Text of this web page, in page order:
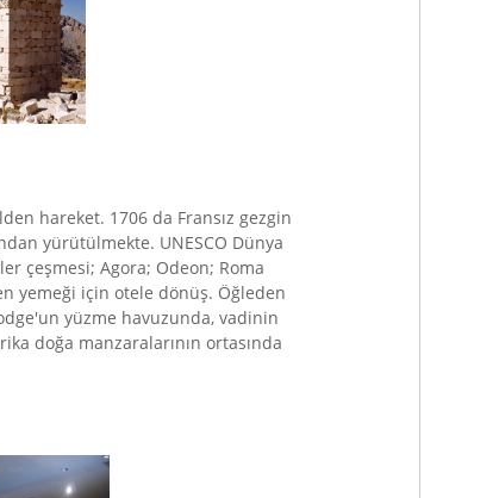
hareket. 1706 da Fransız gezgin
yürütülmekte. UNESCO Dünya
çeşmesi; Agora; Odeon; Roma
yemeği için otele dönüş. Öğleden
yüzme havuzunda, vadinin
doğa manzaralarının ortasında